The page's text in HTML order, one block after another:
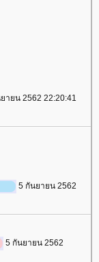
ายน 2562 22:20:41
5 กันยายน 2562
5 กันยายน 2562